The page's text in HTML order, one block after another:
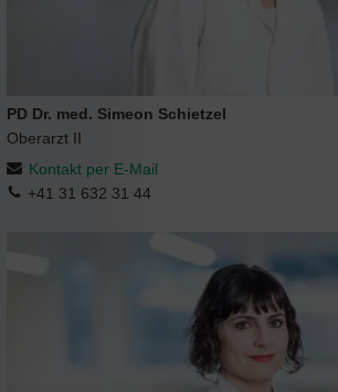
PD Dr. med. Simeon Schietzel
Oberarzt II
Kontakt per E-Mail
+41 31 632 31 44